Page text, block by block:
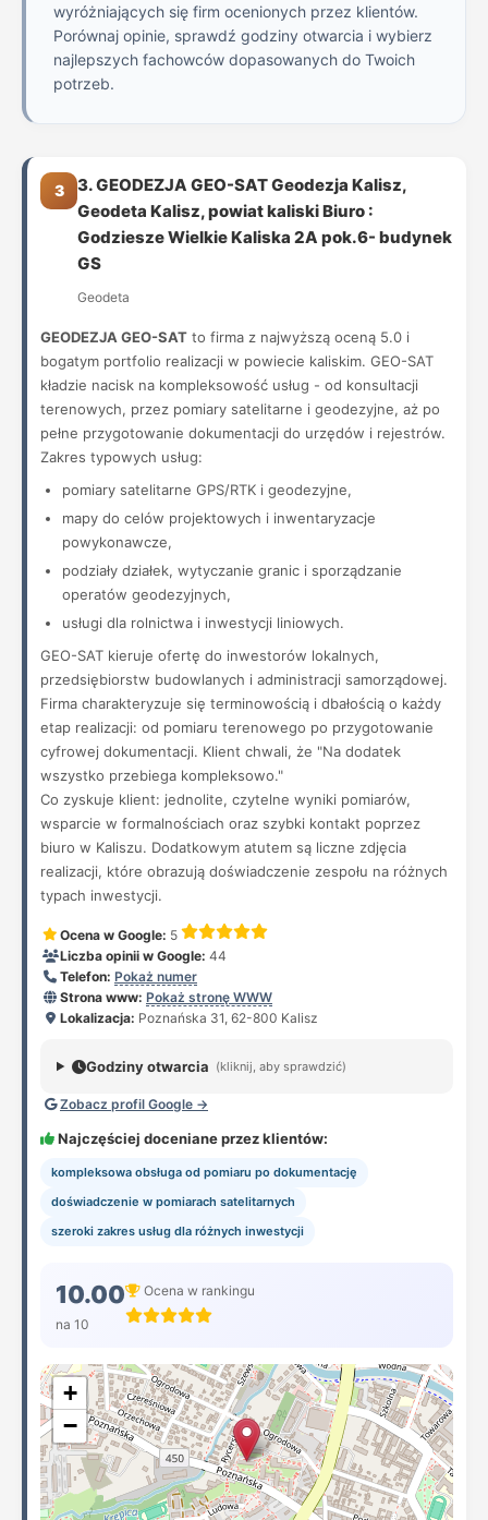
wyróżniających się firm ocenionych przez klientów.
Porównaj opinie, sprawdź godziny otwarcia i wybierz
najlepszych fachowców dopasowanych do Twoich
potrzeb.
3
3. GEODEZJA GEO-SAT Geodezja Kalisz,
Geodeta Kalisz, powiat kaliski Biuro :
Godziesze Wielkie Kaliska 2A pok.6- budynek
GS
Geodeta
GEODEZJA GEO-SAT to firma z najwyższą oceną 5.0 i
bogatym portfolio realizacji w powiecie kaliskim. GEO-SAT
kładzie nacisk na kompleksowość usług - od konsultacji
terenowych, przez pomiary satelitarne i geodezyjne, aż po
pełne przygotowanie dokumentacji do urzędów i rejestrów.
Zakres typowych usług:
pomiary satelitarne GPS/RTK i geodezyjne,
mapy do celów projektowych i inwentaryzacje
powykonawcze,
podziały działek, wytyczanie granic i sporządzanie
operatów geodezyjnych,
usługi dla rolnictwa i inwestycji liniowych.
GEO-SAT kieruje ofertę do inwestorów lokalnych,
przedsiębiorstw budowlanych i administracji samorządowej.
Firma charakteryzuje się terminowością i dbałością o każdy
etap realizacji: od pomiaru terenowego po przygotowanie
cyfrowej dokumentacji. Klient chwali, że "Na dodatek
wszystko przebiega kompleksowo."
Co zyskuje klient: jednolite, czytelne wyniki pomiarów,
wsparcie w formalnościach oraz szybki kontakt poprzez
biuro w Kaliszu. Dodatkowym atutem są liczne zdjęcia
realizacji, które obrazują doświadczenie zespołu na różnych
typach inwestycji.
Ocena w Google: 5
Liczba opinii w Google: 44
Telefon: Pokaż numer
Strona www: Pokaż stronę WWW
Lokalizacja: Poznańska 31, 62-800 Kalisz
Godziny otwarcia (kliknij, aby sprawdzić)
Zobacz profil Google →
Najczęściej doceniane przez klientów:
kompleksowa obsługa od pomiaru po dokumentację
doświadczenie w pomiarach satelitarnych
szeroki zakres usług dla różnych inwestycji
10.00
na 10
Ocena w rankingu
+
−